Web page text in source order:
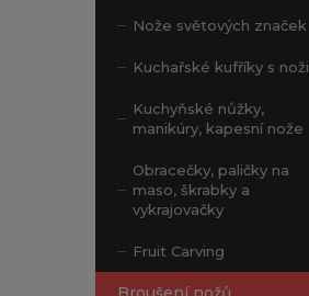
Nože světových značek
Kuchařské kufříky s noži
Kuchyňské nůžky,
manikúry, kapesní nože
Obracečky, paličky na
maso, škrabky a
vykrajovačky
Fruit Carving